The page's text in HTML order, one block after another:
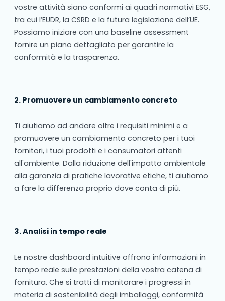
vostre attività siano conformi ai quadri normativi ESG,
tra cui l’EUDR, la CSRD e la futura legislazione dell’UE.
Possiamo iniziare con una baseline assessment
fornire un piano dettagliato per garantire la
conformità e la trasparenza.
2. Promuovere un cambiamento concreto
Ti aiutiamo ad andare oltre i requisiti minimi e a
promuovere un cambiamento concreto per i tuoi
fornitori, i tuoi prodotti e i consumatori attenti
all'ambiente. Dalla riduzione dell'impatto ambientale
alla garanzia di pratiche lavorative etiche, ti aiutiamo
a fare la differenza proprio dove conta di più.
3. Analisi in tempo reale
Le nostre dashboard intuitive offrono informazioni in
tempo reale sulle prestazioni della vostra catena di
fornitura. Che si tratti di monitorare i progressi in
materia di sostenibilità degli imballaggi, conformità